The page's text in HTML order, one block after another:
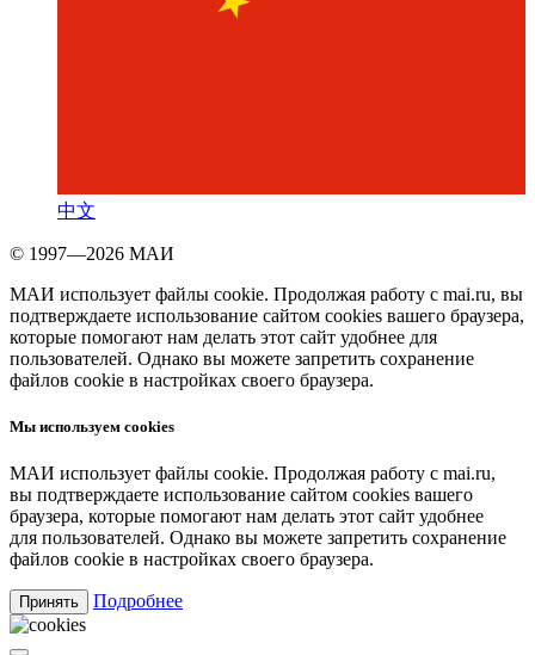
中文
© 1997—2026 МАИ
МАИ использует файлы cookie. Продолжая работу с mai.ru, вы
подтверждаете использование сайтом cookies вашего браузера,
которые помогают нам делать этот сайт удобнее для
пользователей. Однако вы можете запретить сохранение
файлов cookie в настройках своего браузера.
Мы используем cookies
МАИ использует файлы cookie. Продолжая работу с mai.ru,
вы подтверждаете использование сайтом cookies вашего
браузера, которые помогают нам делать этот сайт удобнее
для пользователей. Однако вы можете запретить сохранение
файлов cookie в настройках своего браузера.
Принять Подробнее